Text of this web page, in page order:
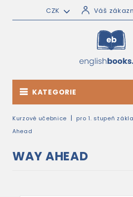
CZK Váš
KATEGORIE
Kurzové učebnice pro 1. stupeň
Ahead
WAY AHEAD